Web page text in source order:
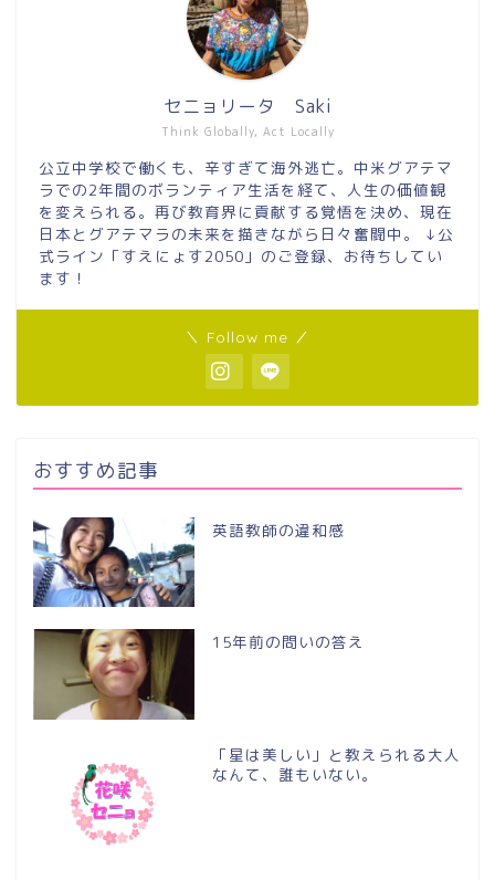
Think Globally, Act Locally
セニョリータ Saki
公立中学校で働くも、辛すぎて海外逃亡。中米グアテマ
ラでの2年間のボランティア生活を経て、人生の価値観
を変えられる。再び教育界に貢献する覚悟を決め、現在
日本とグアテマラの未来を描きながら日々奮闘中。 ↓公
式ライン「すえにょす2050」のご登録、お待ちしてい
ます！
＼ Follow me ／
おすすめ記事
英語教師の違和感
15年前の問いの答え
「星は美しい」と教えられる大人
なんて、誰もいない。